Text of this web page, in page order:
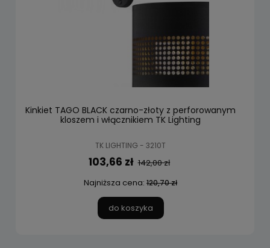
Kinkiet TAGO BLACK czarno-złoty z perforowanym
kloszem i włącznikiem TK Lighting
TK LIGHTING - 3210T
103,66 zł 142,00 zł
Najniższa cena: 120,70 zł
do koszyka